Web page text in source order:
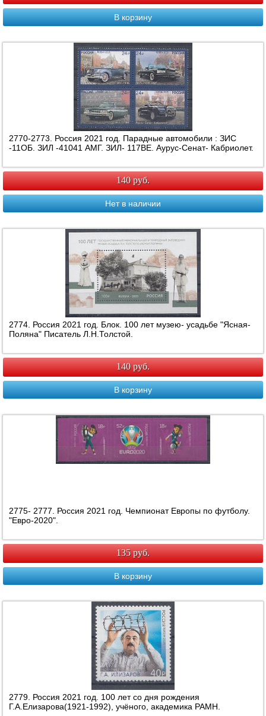
В корзину
2770-2773. Россия 2021 год. Парадные автомобили : ЗИС
-11ОБ. ЗИЛ -41041 АМГ. ЗИЛ- 117ВЕ. Аурус-Сенат- Кабриолет.
140 руб.
Нет в наличии
2774. Россия 2021 год. Блок. 100 лет музею- усадьбе "Ясная-
Поляна" Писатель Л.Н.Толстой.
140 руб.
В корзину
2775- 2777. Россия 2021 год. Чемпионат Европы по футболу.
"Евро-2020".
135 руб.
В корзину
2779. Россия 2021 год. 100 лет со дня рождения
Г.А.Елизарова(1921-1992), учёного, академика РАМН.